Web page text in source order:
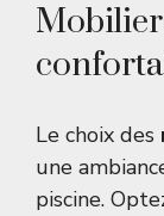
Le choix des
une
piscine.